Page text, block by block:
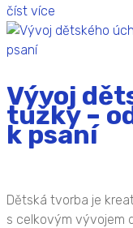
číst více
Vývoj
tužky –
k psaní
Dětská tvorba je
s celkovým vývojem